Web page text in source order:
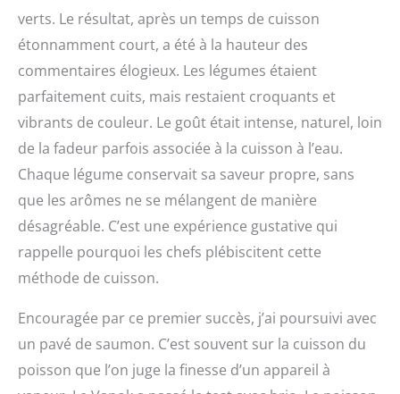
verts. Le résultat, après un temps de cuisson
étonnamment court, a été à la hauteur des
commentaires élogieux. Les légumes étaient
parfaitement cuits, mais restaient croquants et
vibrants de couleur. Le goût était intense, naturel, loin
de la fadeur parfois associée à la cuisson à l’eau.
Chaque légume conservait sa saveur propre, sans
que les arômes ne se mélangent de manière
désagréable. C’est une expérience gustative qui
rappelle pourquoi les chefs plébiscitent cette
méthode de cuisson.
Encouragée par ce premier succès, j’ai poursuivi avec
un pavé de saumon. C’est souvent sur la cuisson du
poisson que l’on juge la finesse d’un appareil à